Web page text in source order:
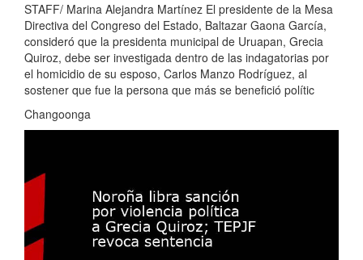
STAFF/ Marina Alejandra Martínez El presidente de la Mesa
Directiva del Congreso del Estado, Baltazar Gaona García,
consideró que la presidenta municipal de Uruapan, Grecia
Quiroz, debe ser investigada dentro de las indagatorias por
el homicidio de su esposo, Carlos Manzo Rodríguez, al
sostener que fue la persona que más se benefició polític
Changoonga